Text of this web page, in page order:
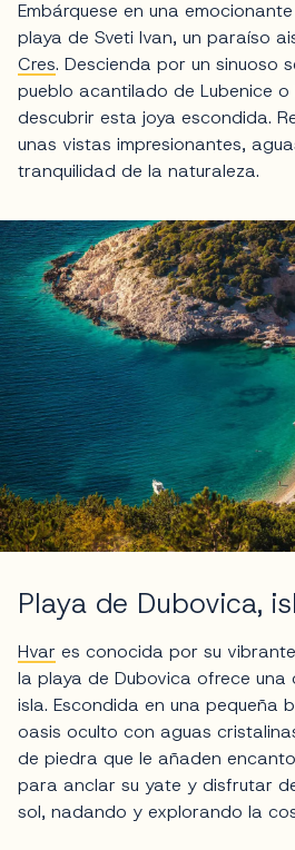
Embárquese en una
playa de Sveti Ivan, un paraíso
Cres. Descienda por un sinuoso
pueblo acantilado de Lubenice
descubrir esta joya escondida.
unas vistas impresionantes,
tranquilidad de la naturaleza.
Playa de Dubovica,
Hvar es conocida por su
la playa de Dubovica ofrece
isla. Escondida en una pequeña
oasis oculto con aguas
de piedra que le añaden
para anclar su yate y disfrutar
sol, nadando y explorando la